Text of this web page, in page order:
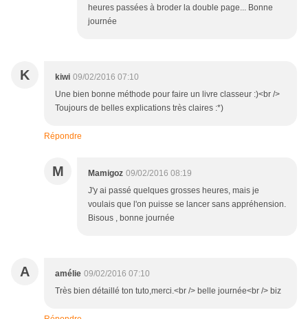
heures passées à broder la double page... Bonne
journée
K kiwi 09/02/2016 07:10
Une bien bonne méthode pour faire un livre classeur :)<br />
Toujours de belles explications très claires :*)
Répondre
M Mamigoz 09/02/2016 08:19
J'y ai passé quelques grosses heures, mais je
voulais que l'on puisse se lancer sans appréhension.
Bisous , bonne journée
A amélie 09/02/2016 07:10
Très bien détaillé ton tuto,merci.<br /> belle journée<br /> biz